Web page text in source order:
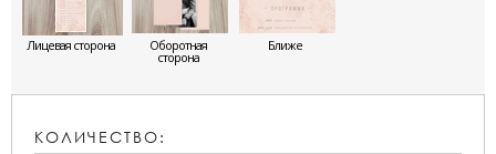
Лицевая сторона Оборотная
сторона
Ближе
КОЛИЧЕСТВО: